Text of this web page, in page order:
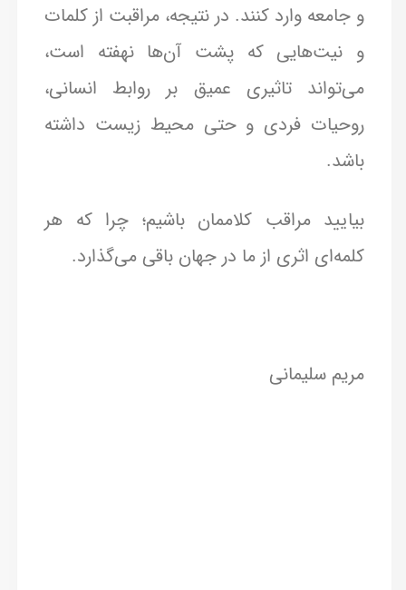
و جامعه وارد کنند. در نتیجه، مراقبت از کلمات
و نیت‌هایی که پشت آن‌ها نهفته است،
می‌تواند تاثیری عمیق بر روابط انسانی،
روحیات فردی و حتی محیط زیست داشته
باشد.
بیایید مراقب کلاممان باشیم؛ چرا که هر
کلمه‌ای اثری از ما در جهان باقی می‌گذارد.
مریم سلیمانی